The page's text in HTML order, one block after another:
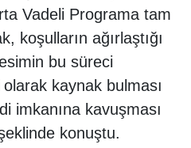
Vadeli Programa tam
koşulların ağırlaştığı
bu süreci
kaynak bulması
imkanına kavuşması
konuştu.